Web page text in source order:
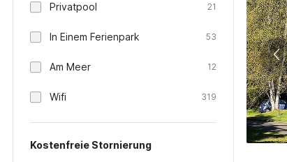
Privatpool 21
In Einem Ferienpark 53
Am Meer 12
Wifi 319
Kostenfreie Stornierung